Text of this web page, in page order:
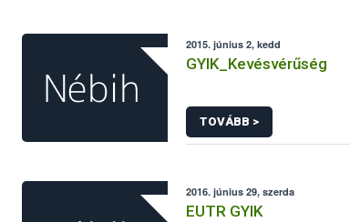
2015. június 2, kedd
GYIK_Kevésvérűség
TOVÁBB >
2016. június 29, szerda
EUTR GYIK